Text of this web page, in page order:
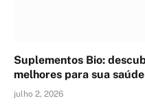
Suplementos Bio:
melhores para sua
julho 2, 2026